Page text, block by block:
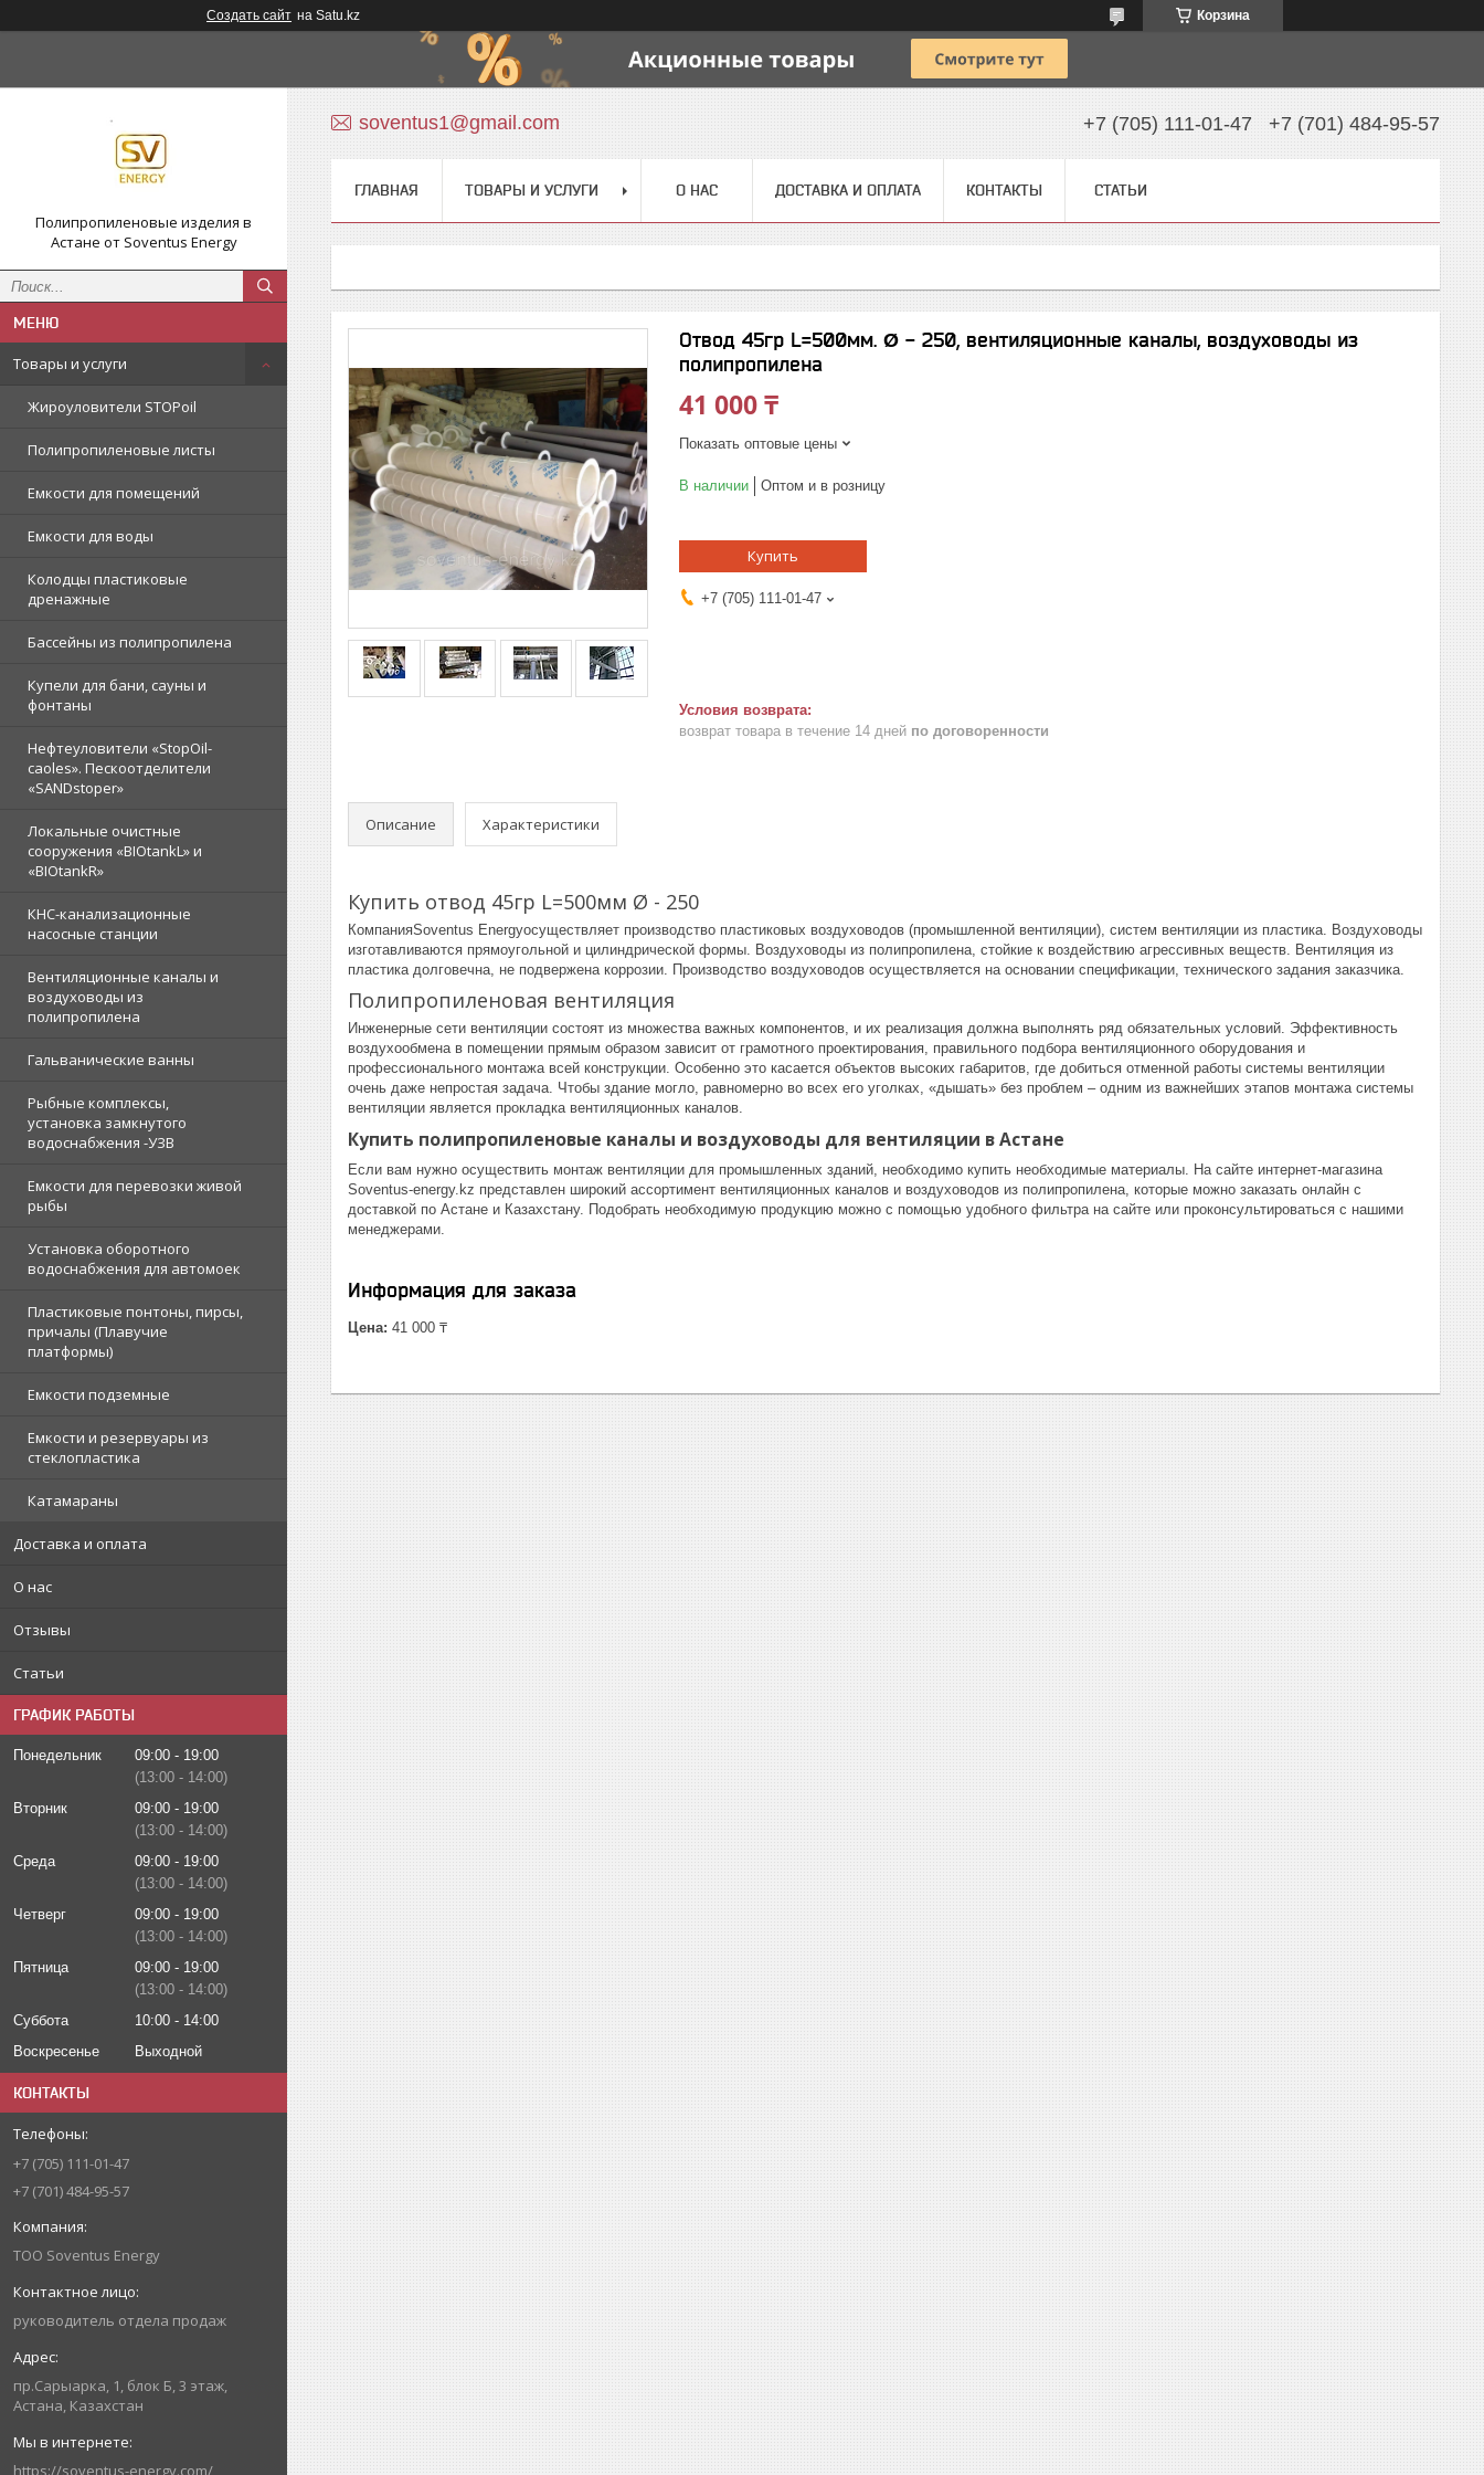
Создать сайт на Satu.kz Корзина
Полипропиленовые изделия в
Астане от Soventus Energy
Товары и услуги
Жироуловители STOPoil
Полипропиленовые листы
Емкости для помещений
Емкости для воды
Колодцы пластиковые
дренажные
Бассейны из полипропилена
Купели для бани, сауны и
фонтаны
Нефтеуловители «StopOil-
caoles». Пескоотделители
«SANDstoper»
Локальные очистные
сооружения «BIOtankL» и
«BIOtankR»
КНС-канализационные
насосные станции
Вентиляционные каналы и
воздуховоды из
полипропилена
Гальванические ванны
Рыбные комплексы,
установка замкнутого
водоснабжения -УЗВ
Емкости для перевозки живой
рыбы
Установка оборотного
водоснабжения для автомоек
Пластиковые понтоны, пирсы,
причалы (Плавучие
платформы)
Емкости подземные
Емкости и резервуары из
стеклопластика
Катамараны
Доставка и оплата
О нас
Отзывы
Статьи
ГРАФИК РАБОТЫ
Понедельник 09:00
19:00
13:00
14:00
Вторник
09:00
19:00
13:00
14:00
Среда
09:00
19:00
13:00
14:00
Четверг
09:00
19:00
13:00
14:00
Пятница
09:00
19:00
13:00
14:00
Суббота
10:00
14:00
Воскресенье
Выходной
КОНТАКТЫ
+7 (705) 111-01-47
+7 (701) 484-95-57
ТОО Soventus Energy
руководитель отдела продаж
пр.Сарыарка, 1, блок Б, 3 этаж,
Астана, Казахстан
https://soventus-energy.com/
soventus1@gmail.com +7 (705) 111-01-47 +7 (701) 484-95-57
ГЛАВНАЯ ТОВАРЫ И УСЛУГИ О НАС ДОСТАВКА И ОПЛАТА КОНТАКТЫ СТАТЬИ
Отвод 45гр L=500мм. Ø - 250, вентиляционные каналы, воздуховоды из
полипропилена
41 000 ₸
Показать оптовые цены
В наличии Оптом и в розницу
Купить
+7 (705) 111-01-47
возврат товара в течение 14 дней по договоренности
Описание Характеристики
Купить отвод 45гр L=500мм Ø - 250
КомпанияSoventus Energyосуществляет производство пластиковых воздуховодов (промышленной вентиляции), систем вентиляции из пластика. Воздуховоды
изготавливаются прямоугольной и цилиндрической формы. Воздуховоды из полипропилена, стойкие к воздействию агрессивных веществ. Вентиляция из
пластика долговечна, не подвержена коррозии. Производство воздуховодов осуществляется на основании спецификации, технического задания заказчика.
Полипропиленовая вентиляция
Инженерные сети вентиляции состоят из множества важных компонентов, и их реализация должна выполнять ряд обязательных условий. Эффективность
воздухообмена в помещении прямым образом зависит от грамотного проектирования, правильного подбора вентиляционного оборудования и
профессионального монтажа всей конструкции. Особенно это касается объектов высоких габаритов, где добиться отменной работы системы вентиляции
очень даже непростая задача. Чтобы здание могло, равномерно во всех его уголках, «дышать» без проблем – одним из важнейших этапов монтажа системы
вентиляции является прокладка вентиляционных каналов.
Купить полипропиленовые каналы и воздуховоды для вентиляции в Астане
Если вам нужно осуществить монтаж вентиляции для промышленных зданий, необходимо купить необходимые материалы. На сайте интернет-магазина
Soventus-energy.kz представлен широкий ассортимент вентиляционных каналов и воздуховодов из полипропилена, которые можно заказать онлайн с
доставкой по Астане и Казахстану. Подобрать необходимую продукцию можно с помощью удобного фильтра на сайте или проконсультироваться с нашими
менеджерами.
Информация для заказа
Цена: 41 000 ₸